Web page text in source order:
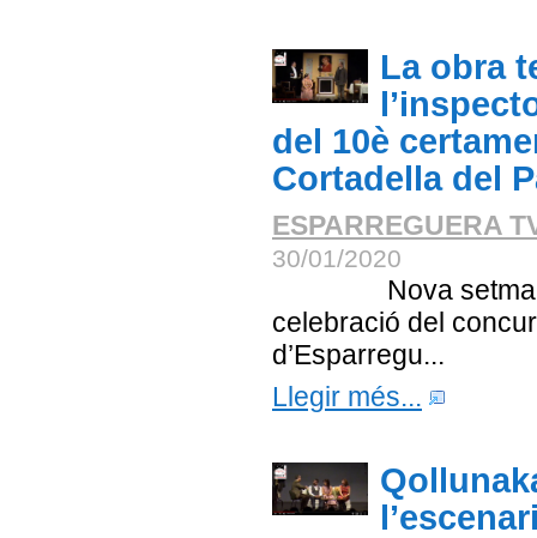
La obra
del 10è
Cortadella del
ESPARREGUERA
30/01/2020
Nova setmana
celebració del
d’Esparregu...
Llegir més...